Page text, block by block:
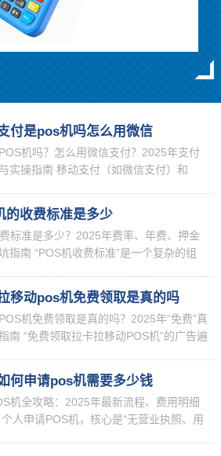
付是pos机吗怎么用微信
机吗？怎么用微信支付？2025年支付
实操指南 移动支付（如微信支付）和
的收费标准是多少
标准是多少？2025年费率、年费、押金
指南 “POS机收费标准”是一个复杂的组
移动pos机免费领取是真的吗
机免费领取是真的吗？2025年“免费”真
南 “免费领取拉卡拉移动POS机”的广告遍
何申请pos机需要多少钱
机全攻略：2025年最新流程、费用明细
人申请POS机，核心是“无营业执照、用